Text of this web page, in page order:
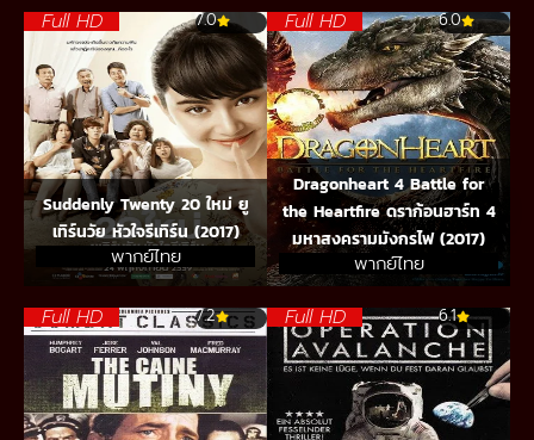
Full HD 7.0
Suddenly Twenty 20 ใหม่ ยู
เทิร์นวัย หัวใจรีเทิร์น (2017)
พากย์ไทย
Full HD 6.0
Dragonheart 4 Battle for
the Heartfire ดราก้อนฮาร์ท 4
มหาสงครามมังกรไฟ (2017)
พากย์ไทย
Full HD 7.2 Full HD 6.1